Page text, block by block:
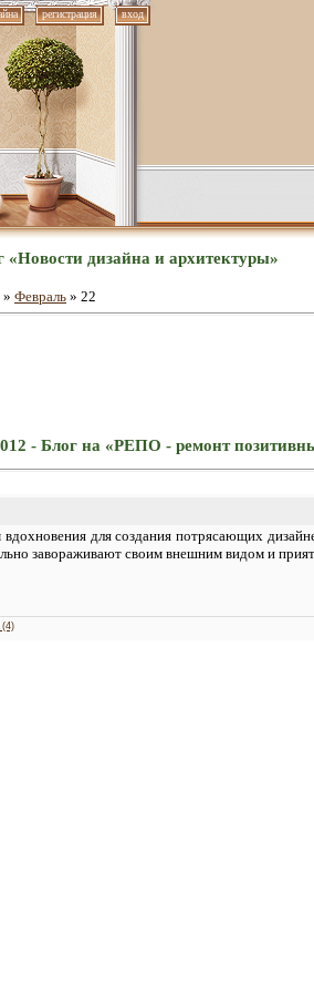
регистрация вход
«Новости дизайна и архитектуры»
» Февраль » 22
- Блог на «РЕПО - ремонт
для создания потрясающих
завораживают своим внешним видом и
(4)